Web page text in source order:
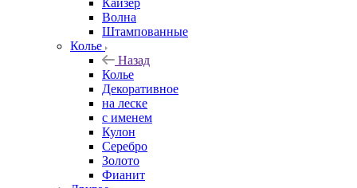
Кайзер
Волна
Штампованные
Колье
Назад
Колье
Декоративное
на леске
с именем
Кулон
Серебро
Золото
Фианит